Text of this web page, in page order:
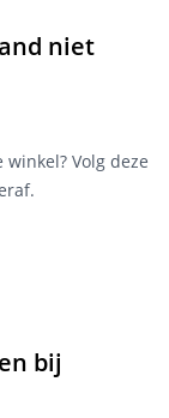
niet
Volg deze
bij